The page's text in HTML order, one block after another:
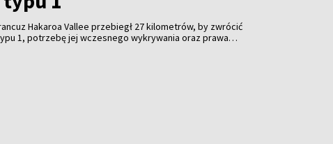
Hakaroa Vallee przebiegł 27 kilometrów, by zwrócić
1, potrzebę jej wczesnego wykrywania oraz prawa